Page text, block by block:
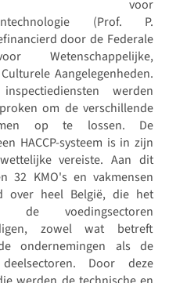
voor
(Prof. P.
door de Federale
Wetenschappelijke,
Aangelegenheden.
werden
om de verschillende
op te lossen. De
HACCP-systeem is in zijn
vereiste. Aan dit
32 KMO's en vakmensen
over heel België, die het
de voedingsectoren
zowel wat betreft
ondernemingen als de
Door deze